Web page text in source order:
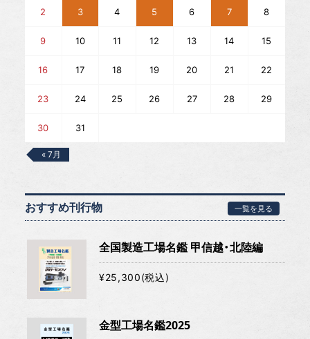
2 3 4 5 6 7 8
9 10 11 12 13 14 15
16 17 18 19 20 21 22
23 24 25 26 27 28 29
30 31
« 7月
おすすめ刊行物 一覧を見る
全国製造工場名鑑 甲信越・北陸編
¥25,300(税込)
金型工場名鑑2025